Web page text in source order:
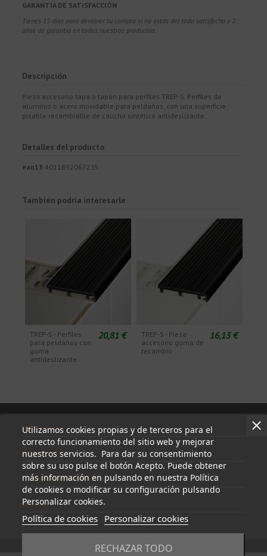
GARANTÍA DE SATISFACCIÓN
Tienes 15 días para devolver tu compra si no estás del todo satisfecho y 2
años de garantía en todos nuestros productos.
Descripción
Pieza accesorio tapa o tapón para perfiles TREP-S. Perfiles de
aluminio o acero inoxidable para peldaños, con una superficie
pisable recambiable de caucho sintético antideslizante.
Detalles del producto
ean13 4011832067235
También podría interesarle
TREP-S - Perfiles
para peldaños con
goma
antideslizante
20,81 €
TREP-S - Pieza
accesorio goma de
recambio
16,13 €
Utilizamos cookies propias y de terceros para el
correcto funcionamiento del sitio web y mejorar
nuestros servicios. Para dar su consentimiento
sobre su uso pulse el botón Acepto. Puede obtener
más información en pulsando en nuestra Política
de cookies o modificar su configuración pulsando
Personalizar cookies.
Política de cookies Personalizar cookies
RECHAZAR TODO
Información
Mi cuenta
Información de contacto
Síguenos